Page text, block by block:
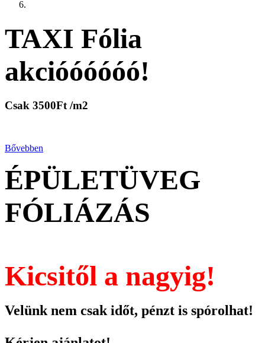
TAXI Fólia
akcióóóóóó!
Csak 3500Ft /m2
Bővebben
ÉPÜLETÜVEG
FÓLIÁZÁS
Kicsitől a nagyig!
Velünk nem csak időt, pénzt is spórolhat!